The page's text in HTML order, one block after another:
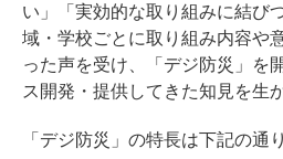
い」「実効的な取り組みに結び
域・学校ごとに取り組み内容や
った声を受け、「デジ防災」を
ス開発・提供してきた知見を生
「デジ防災」の特長は下記の通り